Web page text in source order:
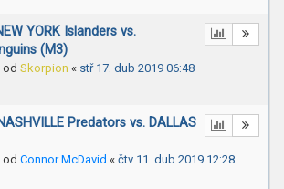
YORK Islanders vs.
(M3)
od Skorpion « stř 17. dub 2019 06:48
Predators vs. DALLAS
od Connor McDavid « čtv 11. dub 2019 12:28